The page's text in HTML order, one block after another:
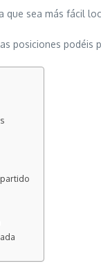
que sea más fácil
posiciones podéis